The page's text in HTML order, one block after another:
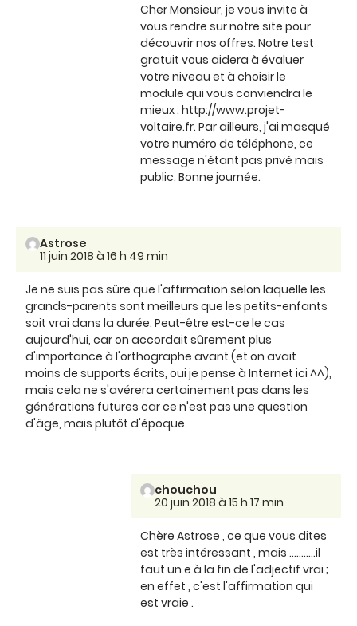
Cher Monsieur, je vous invite à
vous rendre sur notre site pour
découvrir nos offres. Notre test
gratuit vous aidera à évaluer
votre niveau et à choisir le
module qui vous conviendra le
mieux : http://www.projet-
voltaire.fr. Par ailleurs, j'ai masqué
votre numéro de téléphone, ce
message n'étant pas privé mais
public. Bonne journée.
Astrose
11 juin 2018 à 16 h 49 min
Je ne suis pas sûre que l'affirmation selon laquelle les
grands-parents sont meilleurs que les petits-enfants
soit vrai dans la durée. Peut-être est-ce le cas
aujourd'hui, car on accordait sûrement plus
d'importance à l'orthographe avant (et on avait
moins de supports écrits, oui je pense à Internet ici ^^),
mais cela ne s'avérera certainement pas dans les
générations futures car ce n'est pas une question
d'âge, mais plutôt d'époque.
chouchou
20 juin 2018 à 15 h 17 min
Chère Astrose , ce que vous dites
est très intéressant , mais ...........il
faut un e à la fin de l'adjectif vrai ;
en effet , c'est l'affirmation qui
est vraie .